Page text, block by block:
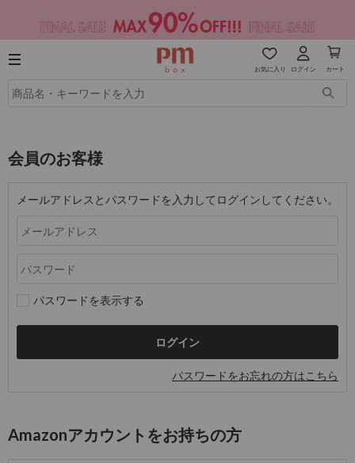
お気に入り ログイン カート
会員のお客様
メールアドレスとパスワードを入力してログインしてください。
パスワードを表示する
パスワードをお忘れの方はこちら
Amazonアカウントをお持ちの方